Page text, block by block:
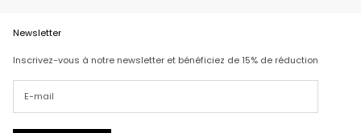
Newsletter
Inscrivez-vous à notre newsletter et bénéficiez de 15% de réduction